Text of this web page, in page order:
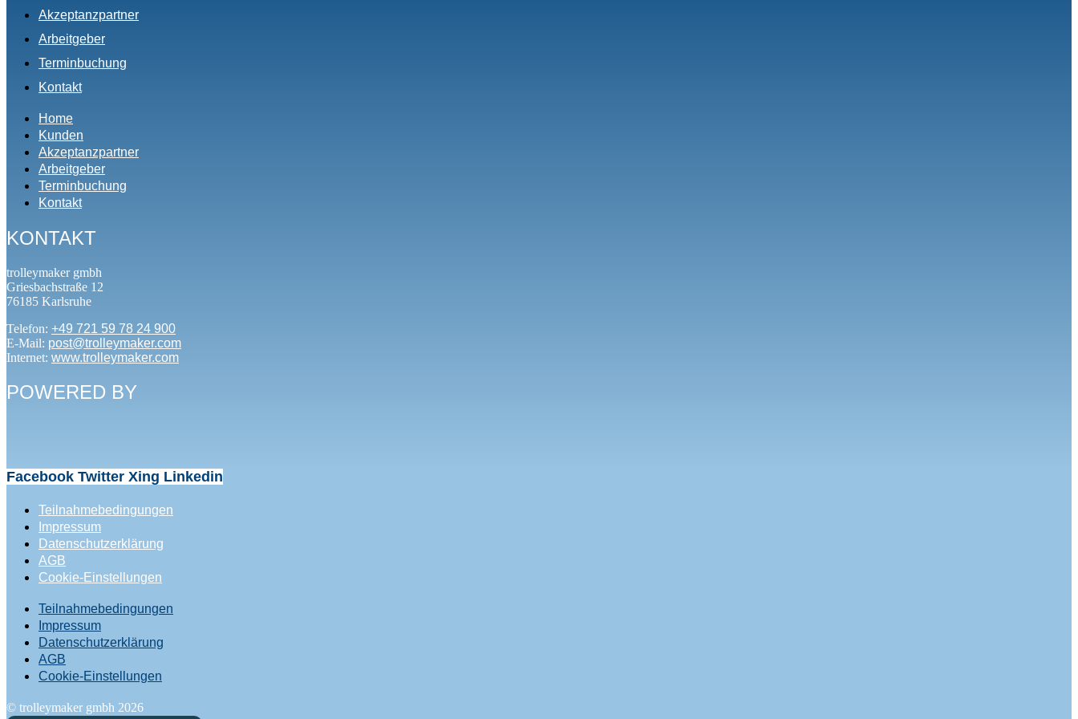
Akzeptanzpartner
Arbeitgeber
Terminbuchung
Kontakt
Home
Kunden
Akzeptanzpartner
Arbeitgeber
Terminbuchung
Kontakt
KONTAKT
trolleymaker gmbh
Griesbachstraße 12
76185 Karlsruhe
Telefon: +49 721 59 78 24 900
E-Mail: post@trolleymaker.com
Internet: www.trolleymaker.com
POWERED BY
Facebook Twitter Xing Linkedin
Teilnahmebedingungen
Impressum
Datenschutzerklärung
AGB
Cookie-Einstellungen
Teilnahmebedingungen
Impressum
Datenschutzerklärung
AGB
Cookie-Einstellungen
© trolleymaker gmbh 2026